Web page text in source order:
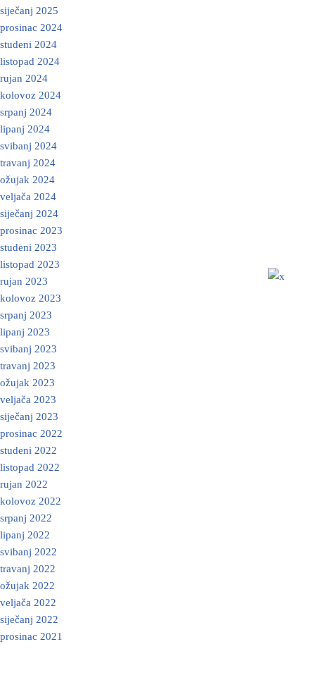
siječanj 2025
prosinac 2024
studeni 2024
listopad 2024
rujan 2024
kolovoz 2024
srpanj 2024
lipanj 2024
svibanj 2024
travanj 2024
ožujak 2024
veljača 2024
siječanj 2024
prosinac 2023
studeni 2023
listopad 2023
rujan 2023
kolovoz 2023
srpanj 2023
lipanj 2023
svibanj 2023
travanj 2023
ožujak 2023
veljača 2023
siječanj 2023
prosinac 2022
studeni 2022
listopad 2022
rujan 2022
kolovoz 2022
srpanj 2022
lipanj 2022
svibanj 2022
travanj 2022
ožujak 2022
veljača 2022
siječanj 2022
prosinac 2021